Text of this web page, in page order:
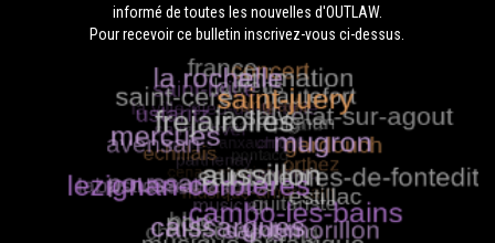
informé de toutes les nouvelles d'OUTLAW.
Pour recevoir ce bulletin inscrivez-vous ci-dessus.